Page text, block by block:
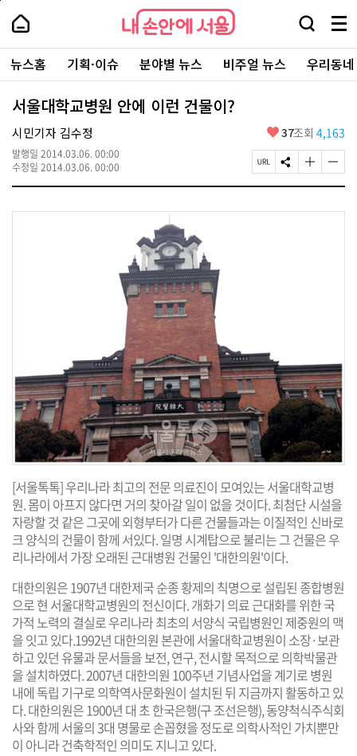
본
로
가
내
손
안
에
서
울
-
서
울
시
대
표
소
포
내
손
에
울
검
창
열
기
메
뉴
전
체
보
주
요
서
뉴스홈 기획·이슈 분야별 뉴스 비주얼 뉴스 우리동
서울대학교병원 안에 이런 건물이?
시민기자 김수정
발행일 2014.03.06. 00:00
수정일 2014.03.06. 00:00
좋
요
37조회 4,163
페
이
U
S
N
공
글
자
기
글
자
기
[서울톡톡] 우리나라 최고의 전문 의료진이 모여있는 서울대학교병
원. 몸이 아프지 않다면 거의 찾아갈 일이 없을 것이다. 최첨단 시설을
자랑할 것 같은 그곳에 외형부터가 다른 건물들과는 이질적인 신바로
크 양식의 건물이 함께 서있다. 일명 시계탑으로 불리는 그 건물은 우
리나라에서 가장 오래된 근대병원 건물인 '대한의원'이다.
대한의원은 1907년 대한제국 순종 황제의 칙명으로 설립된 종합병원
으로 현 서울대학교병원의 전신이다. 개화기 의료 근대화를 위한 국
가적 노력의 결실로 우리나라 최초의 서양식 국립병원인 제중원의 맥
을 잇고 있다.1992년 대한의원 본관에 서울대학교병원이 소장·보관
하고 있던 유물과 문서들을 보전, 연구, 전시할 목적으로 의학박물관
을 설치하였다. 2007년 대한의원 100주년 기념사업을 계기로 병원
내에 독립 기구로 의학역사문화원이 설치된 뒤 지금까지 활동하고 있
다. 대한의원은 1900년 대 초 한국은행(구 조선은행), 동양척식주식회
사와 함께 서울의 3대 명물로 손꼽혔을 정도로 의학사적인 가치뿐만
이 아니라 건축학적인 의미도 지니고 있다.
페
상
단
로